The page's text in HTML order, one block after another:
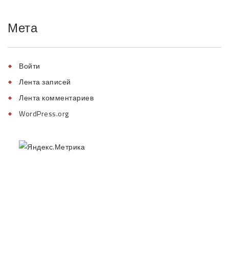
Мета
Войти
Лента записей
Лента комментариев
WordPress.org